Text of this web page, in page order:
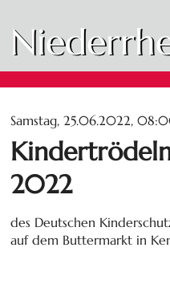
Samstag, 25.06.2022,
2022
des Deutschen
auf dem Buttermarkt in